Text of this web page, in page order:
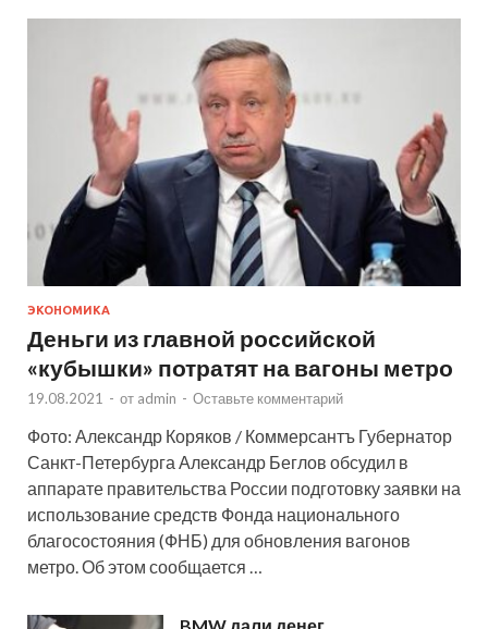
ЭКОНОМИКА
Деньги из главной российской
«кубышки» потратят на вагоны метро
19.08.2021 - от admin - Оставьте комментарий
Фото: Александр Коряков / Коммерсантъ Губернатор
Санкт-Петербурга Александр Беглов обсудил в
аппарате правительства России подготовку заявки на
использование средств Фонда национального
благосостояния (ФНБ) для обновления вагонов
метро. Об этом сообщается …